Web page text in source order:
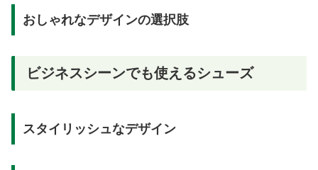
おしゃれなデザインの選択肢
ビジネスシーンでも使えるシューズ
スタイリッシュなデザイン